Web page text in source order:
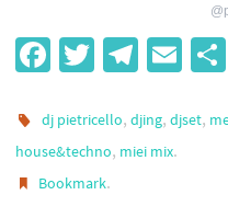
Fa
b
o
o
T
tt
er
Te
gr
a
E
ail
dj pietricello,djing,djset,
house&techno, miei mix.
Bookmark.